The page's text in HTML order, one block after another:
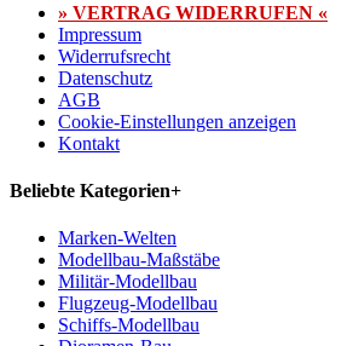
» VERTRAG WIDERRUFEN «
Impressum
Widerrufsrecht
Datenschutz
AGB
Cookie-Einstellungen anzeigen
Kontakt
Beliebte Kategorien+
Marken-Welten
Modellbau-Maßstäbe
Militär-Modellbau
Flugzeug-Modellbau
Schiffs-Modellbau